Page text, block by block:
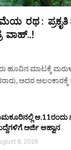
ರಥ : ಪ್ರಕೃತಿ
ವಾಹ್..!
ಹೂವಿನ ಮಾಟಕ್ಕೆ
ಅದರ ಅಲಂಕಾರಕ್ಕೆ
ಅರ್ಜಿ ಆಹ್ವಾನ
8, 2026